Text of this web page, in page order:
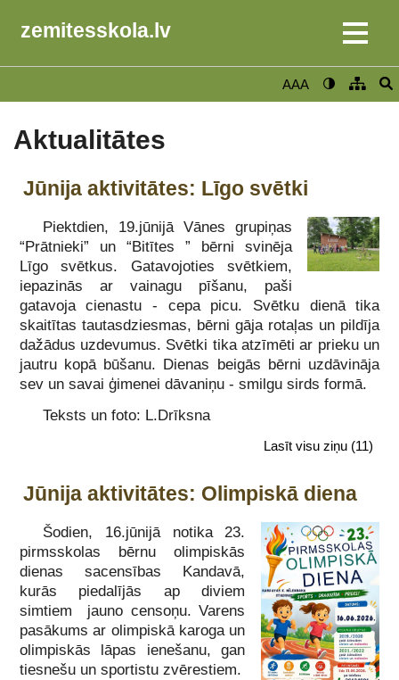
zemitesskola.lv
AAA
Aktualitātes
Jūnija aktivitātes: Līgo svētki
Piektdien, 19.jūnijā Vānes grupiņas
“Prātnieki” un “Bitītes ” bērni svinēja
Līgo svētkus. Gatavojoties svētkiem,
iepazinās ar vainagu pīšanu, paši
gatavoja cienastu - cepa picu. Svētku dienā tika
skaitītas tautasdziesmas, bērni gāja rotaļas un pildīja
dažādus uzdevumus. Svētki tika atzīmēti ar prieku un
jautru kopā būšanu. Dienas beigās bērni uzdāvināja
sev un savai ģimenei dāvaniņu - smilgu sirds formā.
Teksts un foto: L.Drīksna
Lasīt visu ziņu (11)
Jūnija aktivitātes: Olimpiskā diena
Šodien, 16.jūnijā notika23.
pirmsskolas bērnu olimpiskās
dienas sacensības Kandavā,
kurās piedalījās ap diviem
simtiem jauno censoņu. Varens
pasākums ar olimpiskā karoga un
olimpiskās lāpas ienešanu, gan
tiesnešu un sportistu zvērestiem.